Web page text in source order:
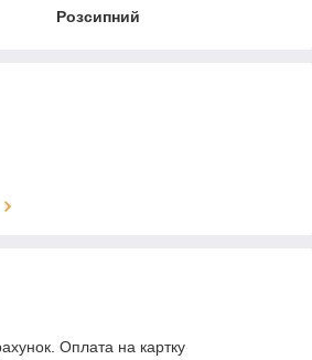
Розсипний
Оплата на картку